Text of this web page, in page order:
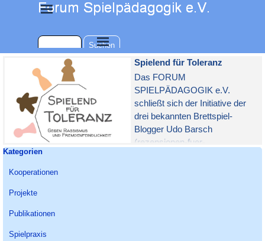
Direkt zum Seiteninhalt
Menü überspringen
Menü überspringen
Suchen
Spielend für Toleranz
Das FORUM
SPIELPÄDAGOGIK e.V.
schließt sich der Initiative der
drei bekannten Brettspiel-
Blogger Udo Barsch
(rezensionen-fuer-
Block überspringen Kategorien
Kategorien
Kooperationen
Projekte
Publikationen
Spielpraxis